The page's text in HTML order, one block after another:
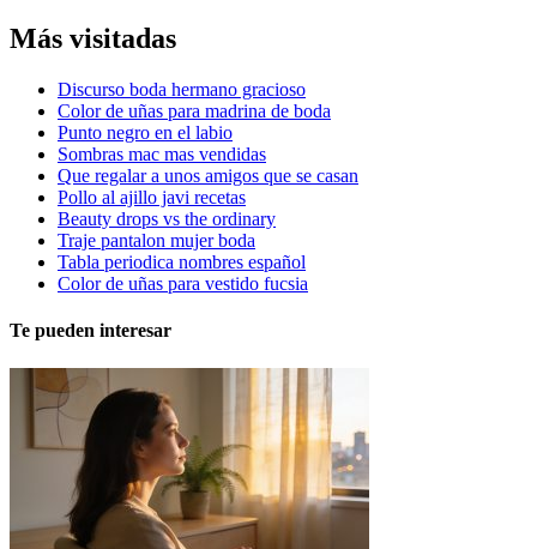
Más visitadas
Discurso boda hermano gracioso
Color de uñas para madrina de boda
Punto negro en el labio
Sombras mac mas vendidas
Que regalar a unos amigos que se casan
Pollo al ajillo javi recetas
Beauty drops vs the ordinary
Traje pantalon mujer boda
Tabla periodica nombres español
Color de uñas para vestido fucsia
Te pueden interesar